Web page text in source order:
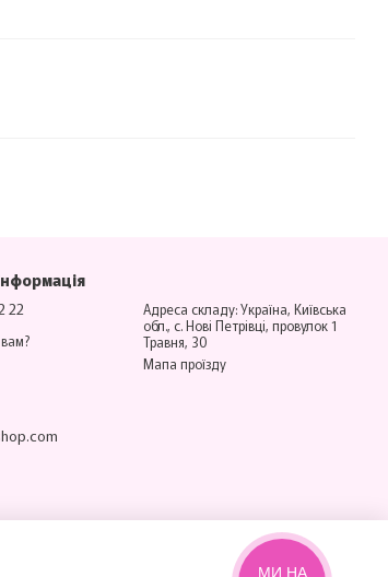
22
Адреса складу: Україна, Київська
обл., с. Нові Петрівці, провулок 1
Травня, 30
Мапа проїзду
МИ НА